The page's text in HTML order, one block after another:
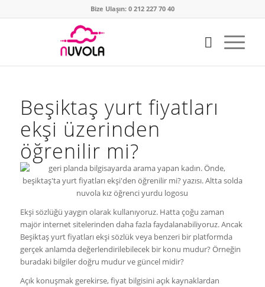
Bize Ulaşın: 0 212 227 70 40
Beşiktaş yurt fiyatları
ekşi üzerinden
öğrenilir mi?
Ekşi sözlüğü yaygın olarak kullanıyoruz. Hatta çoğu zaman
majör internet sitelerinden daha fazla faydalanabiliyoruz. Ancak
Beşiktaş yurt fiyatları ekşi sözlük veya benzeri bir platformda
gerçek anlamda değerlendirilebilecek bir konu mudur? Örneğin
buradaki bilgiler doğru mudur ve güncel midir?
Açık konuşmak gerekirse, fiyat bilgisini açık kaynaklardan